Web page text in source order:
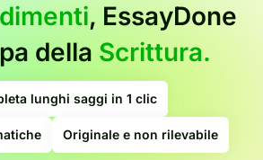
, EssayDone
della Scrittura.
lunghi saggi in 1 clic
Originale e non rilevabile